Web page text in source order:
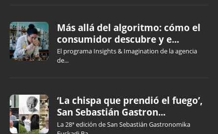
Más allá del algoritmo: cómo el
consumidor descubre y e...
El programa Insights & Imagination de la agencia
de...
‘La chispa que prendió el fuego’,
San Sebastián Gastron...
La 28ª edición de San Sebastián Gastronomika